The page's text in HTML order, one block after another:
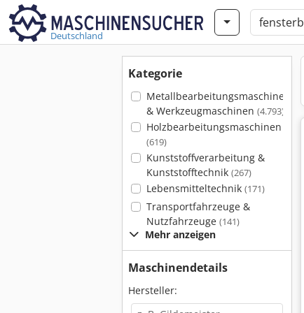
Deutschland
Kategorie
Metallbearbeitungsmaschinen
& Werkzeugmaschinen (4.793)
Holzbearbeitungsmaschinen
(619)
Kunststoffverarbeitung &
Kunststofftechnik (267)
Lebensmitteltechnik (171)
Transportfahrzeuge &
Nutzfahrzeuge (141)
Mehr anzeigen
Maschinendetails
Hersteller: